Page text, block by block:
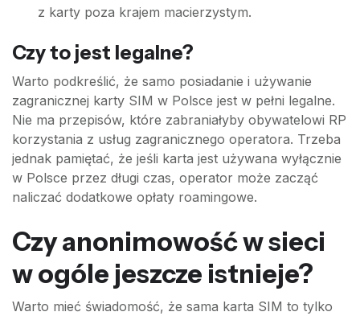
z karty poza krajem macierzystym.
Czy to jest legalne?
Warto podkreślić, że samo posiadanie i używanie
zagranicznej karty SIM w Polsce jest w pełni legalne.
Nie ma przepisów, które zabraniałyby obywatelowi RP
korzystania z usług zagranicznego operatora. Trzeba
jednak pamiętać, że jeśli karta jest używana wyłącznie
w Polsce przez długi czas, operator może zacząć
naliczać dodatkowe opłaty roamingowe.
Czy anonimowość w sieci
w ogóle jeszcze istnieje?
Warto mieć świadomość, że sama karta SIM to tylko